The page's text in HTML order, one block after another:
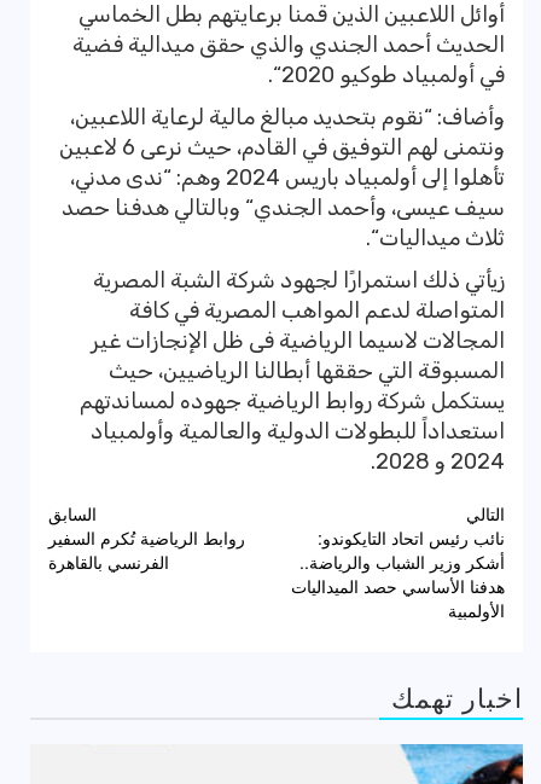
أوائل اللاعبين الذين قمنا برعايتهم بطل الخماسي
الحديث أحمد الجندي والذي حقق ميدالية فضية
في أولمبياد طوكيو 2020“.
وأضاف: “نقوم بتحديد مبالغ مالية لرعاية اللاعبين،
ونتمنى لهم التوفيق في القادم، حيث نرعى 6 لاعبين
تأهلوا إلى أولمبياد باريس 2024 وهم: “ندى مدني،
سيف عيسى، وأحمد الجندي“ وبالتالي هدفنا حصد
ثلاث ميداليات“.
زيأتي ذلك استمرارًا لجهود شركة الشبة المصرية
المتواصلة لدعم المواهب المصرية في كافة
المجالات لاسيما الرياضية فى ظل الإنجازات غير
المسبوقة التي حققها أبطالنا الرياضيين، حيث
يستكمل شركة روابط الرياضية جهوده لمساندتهم
استعداداً للبطولات الدولية والعالمية وأولمبياد
2024 و 2028.
تصفّح
المقالات
السابق
روابط الرياضية تُكرم السفير
الفرنسي بالقاهرة
التالي
نائب رئيس اتحاد التايكوندو:
أشكر وزير الشباب والرياضة..
هدفنا الأساسي حصد الميداليات
الأولمبية
اخبار تهمك